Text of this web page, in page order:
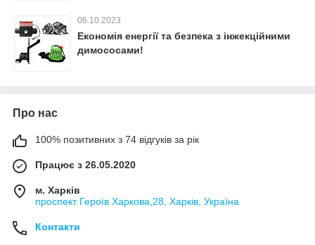
06.10.2023
Економія енергії та безпека з інжекційними
димососами!
Про нас
100% позитивних з 74 відгуків за рік
Працює з 26.05.2020
м. Харків
проспект Героїв Харкова,28, Харків, Україна
Контакти